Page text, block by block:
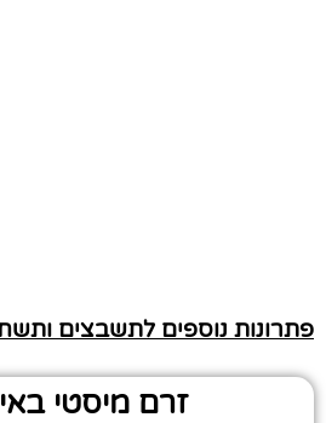
פתרונות נוספים לתשבצים
זרם מיסטי